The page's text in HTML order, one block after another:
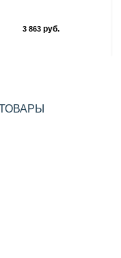
3 863 руб.